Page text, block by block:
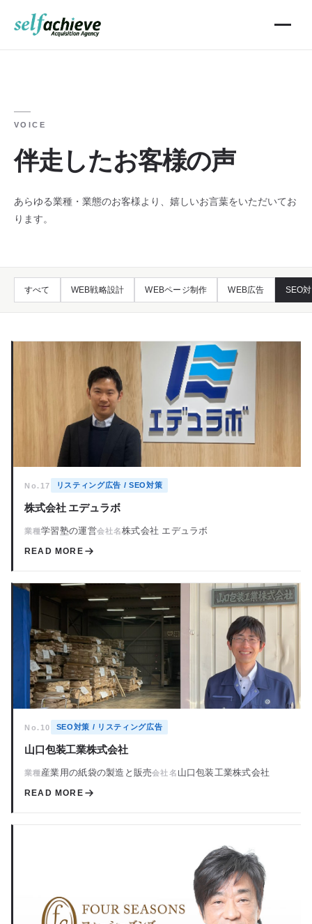
VOICE
伴走したお客様の声
あらゆる業種・業態のお客様より、嬉しいお言葉をいただいてお
ります。
すべて WEB戦略設計 WEBページ制作 WEB広告 SEO
No.17 リスティング広告 / SEO対策
株式会社 エデュラボ
業種学習塾の運営会社名株式会社 エデュラボ
READ MORE
No.10 SEO対策 / リスティング広告
山口包装工業株式会社
業種産業用の紙袋の製造と販売会社名 山口包装工業株式会社
READ MORE